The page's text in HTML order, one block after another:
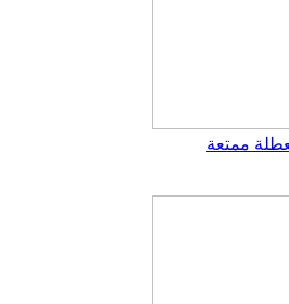
ممتعة